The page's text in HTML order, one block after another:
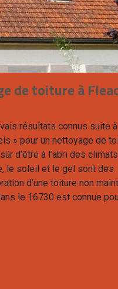
de toiture à
résultats connus suite à
» pour un nettoyage de
d’être à l’abri des climats
le soleil et le gel sont des
d’une toiture non
le 16730 est connue